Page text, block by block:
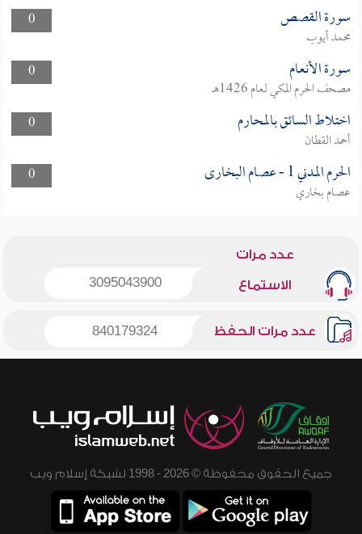
0
سورة القصص
محمد أيوب
0
سورة الأنعام
مصحف الحرم المكي لعام 1426هـ
0
اختلاط السائق بالمحارم
أحمد القطان
0
الحرم المدني 1 - عصام البخارى
عصام بخاري
عدد مرات
الاستماع 3095043900
عدد مرات الحفظ 840179324
جميع الحقوق محفوظة © 2026 - 1998 لشبكة إسلام ويب